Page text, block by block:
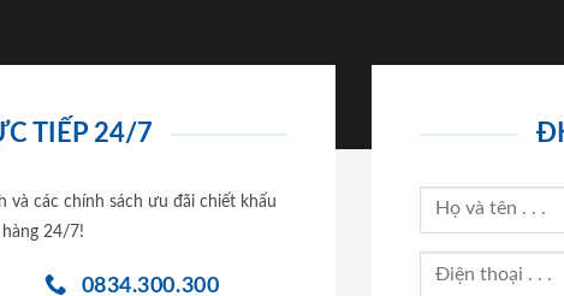
TIẾP 24/7
và các chính sách ưu đãi chiết khấu
24/7!
0834.300.300